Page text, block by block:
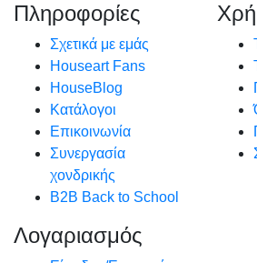
Πληροφορίες
Σχετικά με εμάς
Houseart Fans
HouseBlog
Κατάλογοι
Επικοινωνία
Συνεργασία
χονδρικής
B2B Back to School
Λογαριασμός